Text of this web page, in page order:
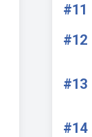
#11
#12
#13
#14